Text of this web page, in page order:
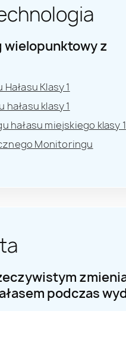
z
Klasy 1
klasy 1
hałasu miejskiego klasy 1
Monitoringu
podczas